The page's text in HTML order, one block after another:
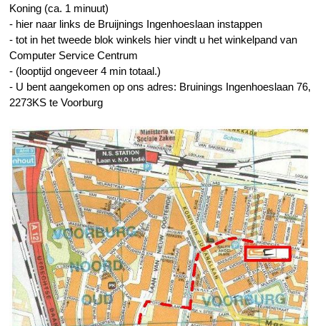
Koning (ca. 1 minuut)
- hier naar links de Bruijnings Ingenhoeslaan instappen
- tot in het tweede blok winkels hier vindt u het winkelpand van
Computer Service Centrum
- (looptijd ongeveer 4 min totaal.)
- U bent aangekomen op ons adres: Bruinings Ingenhoeslaan 76,
2273KS te Voorburg